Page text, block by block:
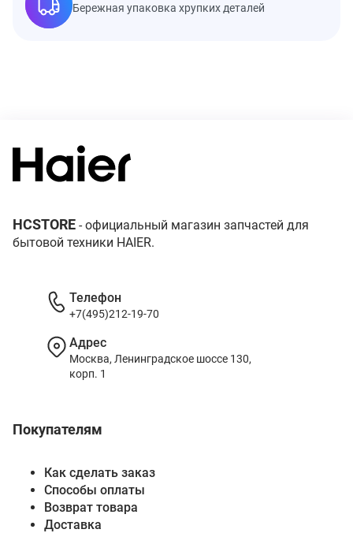
Бережная упаковка хрупких деталей
HCSTORE - официальный магазин запчастей для
бытовой техники HAIER.
Покупателям
Как сделать заказ
Способы оплаты
Возврат товара
Доставка
Телефон
+7(495)212-19-70
Адрес
Москва, Ленинградское шоссе 130,
корп. 1